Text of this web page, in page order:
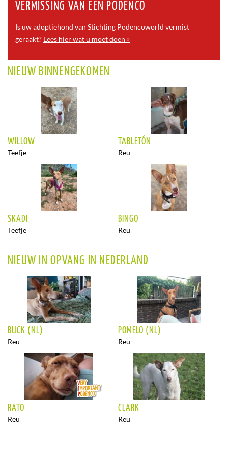
VERMISSING VAN EEN PODENCO
Is uw adoptiehond van Stichting Podencoworld vermist
geraakt? Lees hier wat u moet doen »
NIEUW BINNENGEKOMEN
WILLOW
Teefje
TABLETÓN
Reu
SKADI
Teefje
BINGO
Reu
NIEUW IN OPVANG IN NEDERLAND
BUCK (NL)
Reu
POMELO (NL)
Reu
RATO
Reu
CLARK
Reu